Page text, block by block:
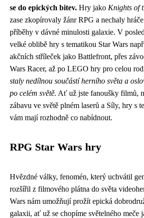
se do epických bitev. Hry jako Knights of
zase zkopírovaly žánr RPG a nechaly
příběhy v dávné minulosti galaxie. V
velké oblibě hry s tematikou Star Wars
akčních stříleček jako Battlefront, přes
Wars Racer, až po LEGO hry pro celou
staly nedílnou součástí herního světa a
po celém světě. Ať už jste fanoušky filmů,
zábavu ve světě plném laserů a Síly, hry s
vám mají rozhodně co nabídnout.
RPG Star Wars hry
Hvězdné války, fenomén, který uchvátil
rozšířil z filmového plátna do světa
Wars nám umožňují prožít epická
galaxii, ať už se chopíme světelného meče